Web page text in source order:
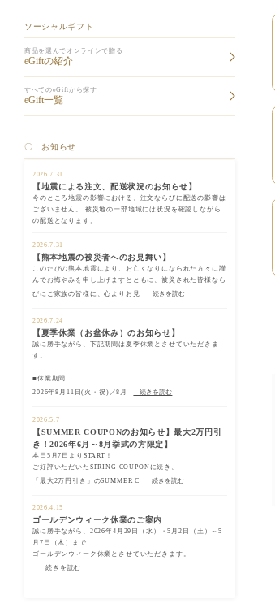
ソーシャルギフト
商品を選んでオンラインで贈る
eGiftの紹介
すべてのeGiftから探す
eGift一覧
〇 お知らせ
2026.7.31
【地震による注文、配送状況のお知らせ】
今のところ地震の影響における、注文ならびに配送の影響は
ございません。 被災地の一部地域には状況を確認しながら
の配送となります。
2026.7.31
【熊本地震の被災者へのお見舞い】
このたびの熊本地震により、お亡くなりになられた方々に謹
んでお悔やみを申し上げますとともに、被災された皆様なら
びにご家族の皆様に、心よりお見
続きを読む
2026.7.24
【夏季休業（お盆休み）のお知らせ】
誠に勝手ながら、下記期間は夏季休業とさせていただきま
す。
■休業期間
2026年8月11日(火・祝)／8月
続きを読む
2026.5.7
【SUMMER COUPONのお知らせ】最大2万円引
き！2026年6月～8月挙式の方限定】
本日5月7日よりSTART！
ご好評いただいたSPRING COUPONに続き、
「最大2万円引き」のSUMMER C
続きを読む
2026.4.15
ゴールデンウィーク休業のご案内
誠に勝手ながら、2026年4月29日（水）・5月2日（土）～5
月7日（木）まで
ゴールデンウィーク休業とさせていただきます。
続きを読む